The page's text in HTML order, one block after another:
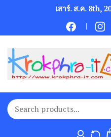
เสาร์. ส.ค. 8th,